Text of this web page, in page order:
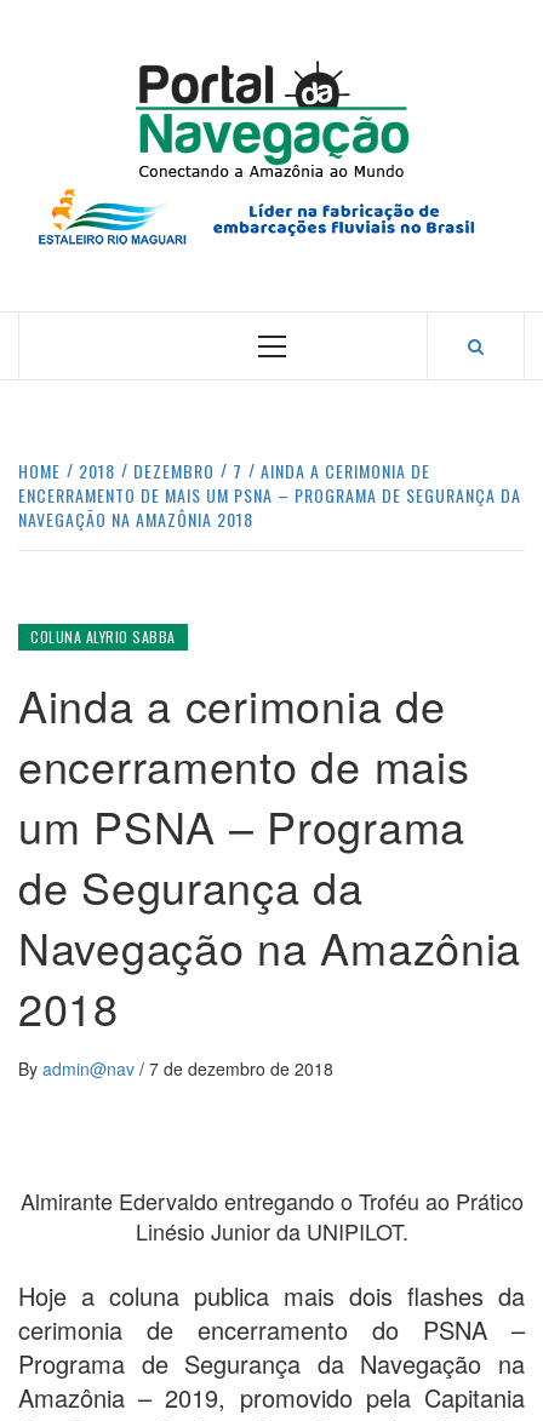
CONECTANDO A AMAZÔNIA COM O MUNDO.
Primary
HOME 2018 DEZEMBRO 7
AINDA A CERIMONIA DE
ENCERRAMENTO DE MAIS UM PSNA – PROGRAMA DE SEGURANÇA DA
NAVEGAÇÃO NA AMAZÔNIA 2018
COLUNA ALYRIO SABBA
Ainda a cerimonia de
encerramento de mais
um PSNA – Programa
de Segurança da
Navegação na Amazônia
2018
By admin@nav / 7 de dezembro de 2018
Almirante Edervaldo entregando o Troféu ao Prático
Linésio Junior da UNIPILOT.
Hoje a coluna publica mais dois flashes da
cerimonia de encerramento do PSNA –
Programa de Segurança da Navegação na
Amazônia – 2019, promovido pela Capitania